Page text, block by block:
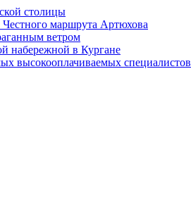
столицы
Честного маршрута Артюхова
ветром
набережной в Кургане
высокооплачиваемых специалистов